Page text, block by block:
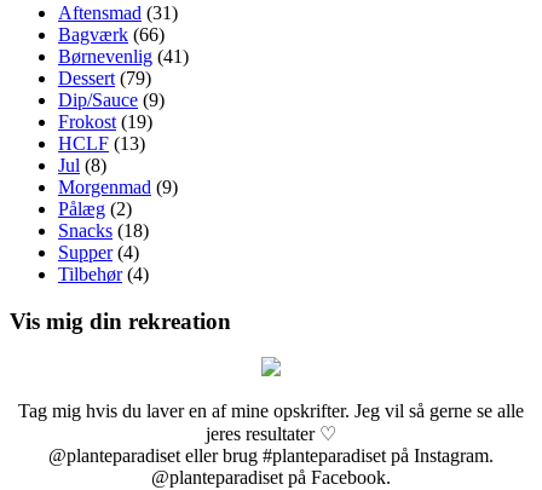
Aftensmad (31)
Bagværk (66)
Børnevenlig (41)
Dessert (79)
Dip/Sauce (9)
Frokost (19)
HCLF (13)
Jul (8)
Morgenmad (9)
Pålæg (2)
Snacks (18)
Supper(4)
Tilbehør(4)
Vis mig din rekreation
Tag mig hvis du laver en af mine opskrifter. Jeg vil så gerne se alle
jeres resultater ♡
@planteparadiset eller brug #planteparadiset på Instagram.
@planteparadiset på Facebook.